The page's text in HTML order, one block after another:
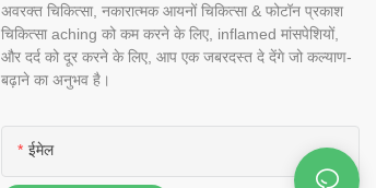
अवरक्त चिकित्सा, नकारात्मक आयनों चिकित्सा & फोटॉन प्रकाश
चिकित्सा aching को कम करने के लिए, inflamed मांसपेशियों,
और दर्द को दूर करने के लिए, आप एक जबरदस्त दे देंगे जो कल्याण-
बढ़ाने का अनुभव है।
ईमेल